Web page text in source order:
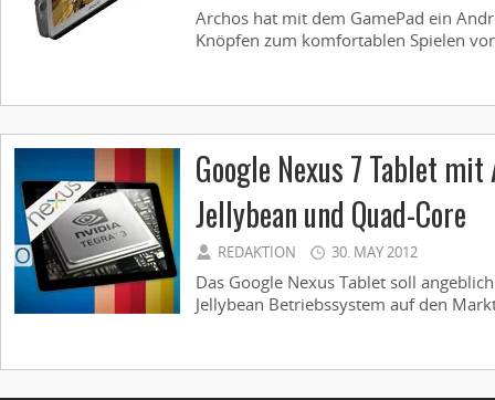
Archos hat mit dem GamePad ein
Knöpfen zum komfortablen Spielen
Google Nexus 7 Tablet
Jellybean und Quad-Core
REDAKTION 30. MAY 2012
Das Google Nexus Tablet soll
Jellybean Betriebssystem auf den